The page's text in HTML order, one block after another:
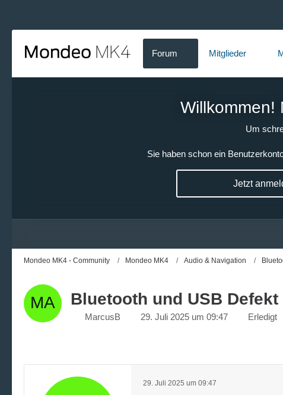
Forum Mitglieder
Willkommen!
Um
Sie haben schon ein
Jetzt
Mondeo MK4 - Community Mondeo MK4 Audio & Navigation
Bluetooth und USB Defekt
MarcusB 29. Juli 2025 um 09:47 Erledigt
29. Juli 2025 um 09:47